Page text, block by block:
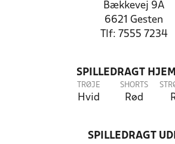
Bækkevej 9A
6621 Gesten
Tlf: 7555 7234
SPILLEDRAGT
TRØJE
Hvid
SHORTS
Rød
SPILLEDRAGT